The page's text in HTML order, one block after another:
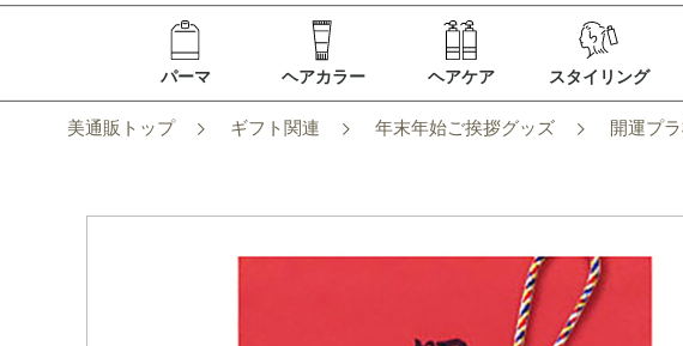
パーマ ヘアカラー ヘアケア スタイリング
美通販トップ ギフト関連 年末年始ご挨拶グッズ 開運プ